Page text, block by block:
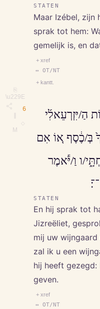
⎘
\u229E
M
STATEN
Maar Izébel, zijn
sprak tot hem:
gemelijk is, en
+ xref
↔ OT/NT
+ kantt.
6
הַ/יִּזְרְעֵאלִ֜י
בְּ/כֶ֔סֶף א֚וֹ אִם
ו וַ/יֹּ֕אמֶר
STATEN
En hij sprak tot
Jizreëliet,
mij uw
zal ik u een
hij heeft
geven.
+ xref
↔ OT/NT